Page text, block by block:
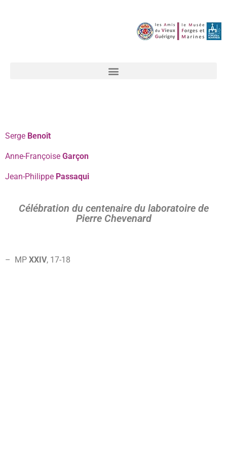
Serge Benoît
Anne-Françoise Garçon
Jean-Philippe Passaqui
Célébration du centenaire du laboratoire de
Pierre Chevenard
– MP XXIV, 17-18